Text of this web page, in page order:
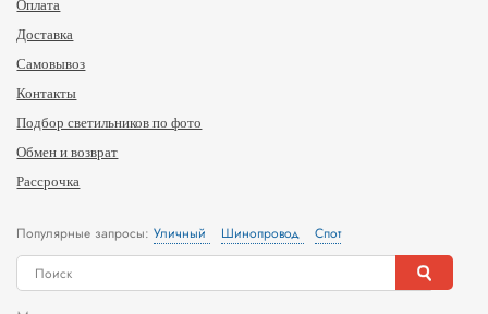
Оплата
Доставка
Самовывоз
Контакты
Подбор светильников по фото
Обмен и возврат
Рассрочка
Популярные запросы:Уличный Шинопровод Спот